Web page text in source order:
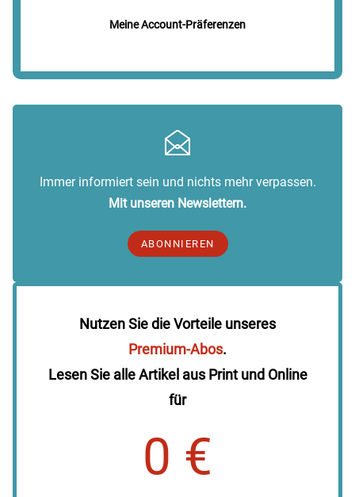
Meine Account-Präferenzen
Immer informiert sein und nichts mehr verpassen.
Mit unseren Newslettern.
ABONNIEREN
Nutzen Sie die Vorteile unseres
Premium-Abos.
Lesen Sie alle Artikel aus Print und Online
für
0 €